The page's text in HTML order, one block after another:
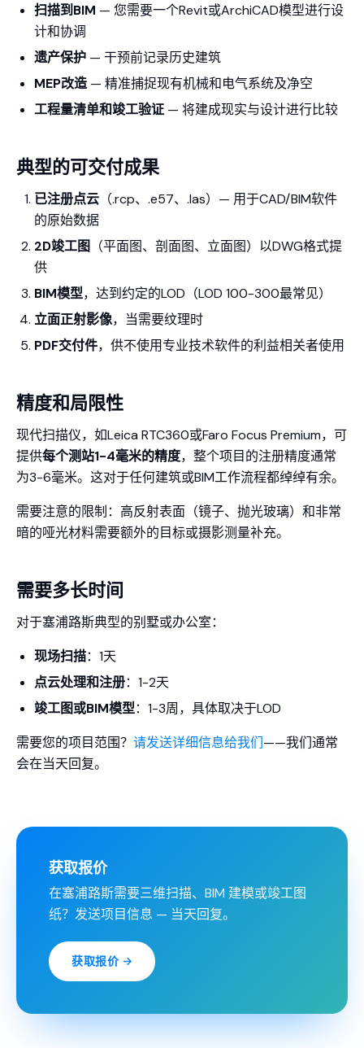
扫描到BIM — 您需要一个Revit或ArchiCAD模型进行设
计和协调
遗产保护 — 干预前记录历史建筑
MEP改造— 精准捕捉现有机械和电气系统及净空
工程量清单和竣工验证 — 将建成现实与设计进行比较
典型的可交付成果
已注册点云 （.rcp、.e57、.las）— 用于CAD/BIM软件
的原始数据
2D竣工图 （平面图、剖面图、立面图）以DWG格式提
供
BIM模型，达到约定的LOD（LOD 100-300最常见）
立面正射影像，当需要纹理时
PDF交付件，供不使用专业技术软件的利益相关者使用
精度和局限性
现代扫描仪，如Leica RTC360或Faro Focus Premium，可
提供每个测站1-4毫米的精度，整个项目的注册精度通常
为3-6毫米。这对于任何建筑或BIM工作流程都绰绰有余。
需要注意的限制：高反射表面（镜子、抛光玻璃）和非常
暗的哑光材料需要额外的目标或摄影测量补充。
需要多长时间
对于塞浦路斯典型的别墅或办公室：
现场扫描：1天
点云处理和注册：1-2天
竣工图或BIM模型：1-3周，具体取决于LOD
需要您的项目范围？ 请发送详细信息给我们——我们通常
会在当天回复。
获取报价
在塞浦路斯需要三维扫描、BIM 建模或竣工图
纸？发送项目信息 — 当天回复。
获取报价 →